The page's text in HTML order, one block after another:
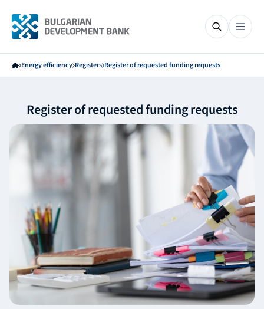
Energy efficiency Registers Register of requested funding requests
Register of requested funding requests